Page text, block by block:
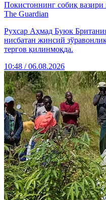
Покистоннинг собиқ
The Guardian
Рухсар Аҳмад Буюк
нисбатан жинсий
тергов қилинмоқда.
10:48 / 06.08.2026